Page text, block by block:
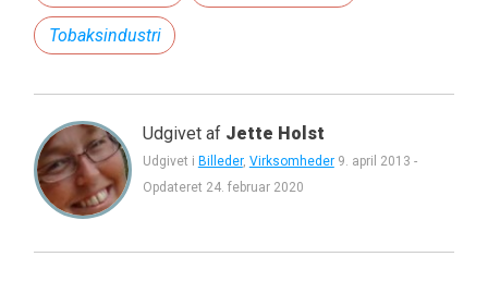
Tobaksindustri
Udgivet af Jette Holst
Udgivet i Billeder, Virksomheder 9. april 2013 -
Opdateret 24. februar 2020